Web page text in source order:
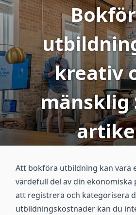
kreativ
mänsklig
Att bokföra utbildning kan vara
värdefull del av din ekonomiska
att registrera och kategorisera
utbildningskostnader kan du